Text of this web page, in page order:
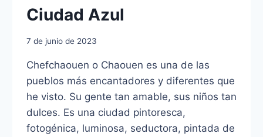
Ciudad Azul
7 de junio de 2023
Chefchaouen o Chaouen es una de las
pueblos más encantadores y diferentes que
he visto. Su gente tan amable, sus niños tan
dulces. Es una ciudad pintoresca,
fotogénica, luminosa, seductora, pintada de